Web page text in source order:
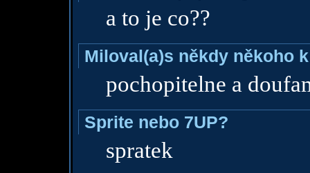
a to je co??
Miloval(a)s někdy někoho
pochopitelne a
Sprite nebo 7UP?
spratek